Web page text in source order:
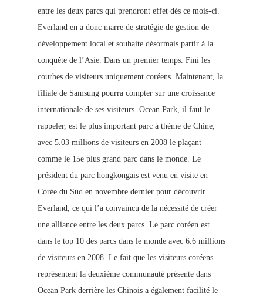
entre les deux parcs qui prendront effet dès ce mois-ci.
Everland en a donc marre de stratégie de gestion de
développement local et souhaite désormais partir à la
conquête de l’Asie. Dans un premier temps. Fini les
courbes de visiteurs uniquement coréens. Maintenant, la
filiale de Samsung pourra compter sur une croissance
internationale de ses visiteurs. Ocean Park, il faut le
rappeler, est le plus important parc à thème de Chine,
avec 5.03 millions de visiteurs en 2008 le plaçant
comme le 15e plus grand parc dans le monde. Le
président du parc hongkongais est venu en visite en
Corée du Sud en novembre dernier pour découvrir
Everland, ce qui l’a convaincu de la nécessité de créer
une alliance entre les deux parcs. Le parc coréen est
dans le top 10 des parcs dans le monde avec 6.6 millions
de visiteurs en 2008. Le fait que les visiteurs coréens
représentent la deuxième communauté présente dans
Ocean Park derrière les Chinois a également facilité le